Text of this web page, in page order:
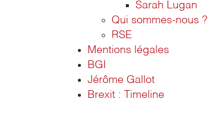
Sarah Lugan
Qui sommes-nous ?
RSE
Mentions légales
BGI
Jérôme Gallot
Brexit : Timeline